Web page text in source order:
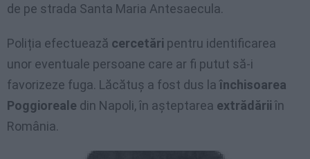
de pe strada Santa Maria Antesaecula.
Poliția efectuează cercetări pentru identificarea
unor eventuale persoane care ar fi putut să-i
favorizeze fuga. Lăcătuș a fost dus la închisoarea
Poggioreale din Napoli, în așteptarea extrădării în
România.